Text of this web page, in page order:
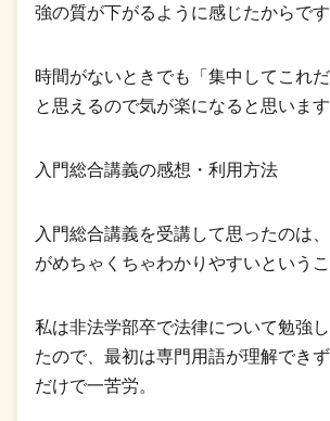
強の質が下がるように感じたからです
時間がないときでも「集中してこれだ
と思えるので気が楽になると思います
入門総合講義の感想・利用方法
入門総合講義を受講して思ったのは
がめちゃくちゃわかりやすいというこ
私は非法学部卒で法律について勉強
たので、最初は専門用語が理解でき
だけで一苦労。